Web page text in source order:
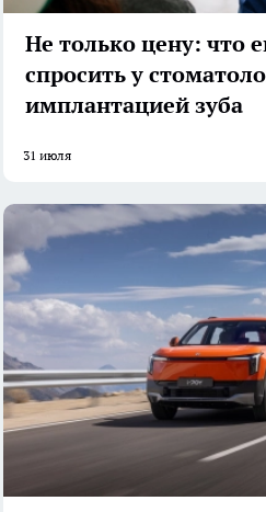
Не только цену: что
спросить у
имплантацией зуба
31 июля